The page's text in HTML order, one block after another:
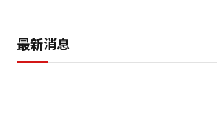
最新消息